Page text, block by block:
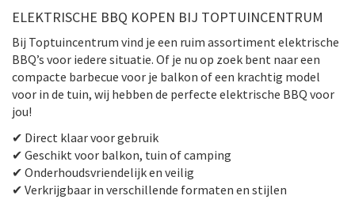
ELEKTRISCHE BBQ KOPEN BIJ TOPTUINCENTRUM
Bij Toptuincentrum vind je een ruim assortiment elektrische
BBQ’s voor iedere situatie. Of je nu op zoek bent naar een
compacte barbecue voor je balkon of een krachtig model
voor in de tuin, wij hebben de perfecte elektrische BBQ voor
jou!
✔ Direct klaar voor gebruik
✔ Geschikt voor balkon, tuin of camping
✔ Onderhoudsvriendelijk en veilig
✔ Verkrijgbaar in verschillende formaten en stijlen